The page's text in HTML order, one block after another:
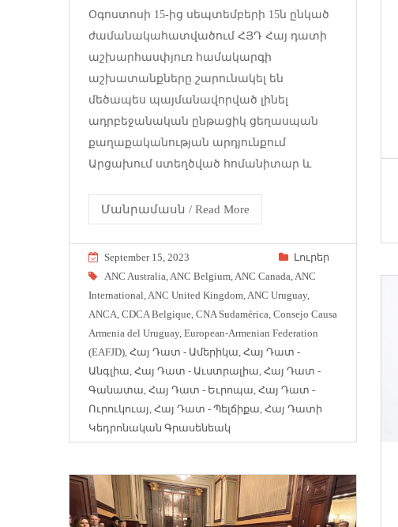
Օգոստոսի 15-ից սեպտեմբերի 15ն ընկած
ժամանակահատվածում ՀՅԴ Հայ դատի
աշխարհասփյուռ համակարգի
աշխատանքները շարունակել են
մեծապես պայմանավորված լինել
ադրբեջանական ընթացիկ ցեղասպան
քաղաքականության արդյունքում
Արցախում ստեղծված հոմանիտար և
Մանրամասն / Read More
September 15, 2023
Լուրեր
ANC Australia ANC Belgium ANC Canada ANC
International ANC United Kingdom ANC Uruguay,
ANCA CDCA Belgique CNA Sudamérica Consejo Causa
Armenia del Uruguay, European-Armenian Federation
(EAFJD) Հայ Դատ - Ամերիկա Հայ Դատ -
Անգլիա Հայ Դատ - Աւստրալիա Հայ Դատ -
Գանատա Հայ Դատ - Եւրոպա Հայ Դատ -
Ուրուկուայ Հայ Դատ - Պելճիքա Հայ Դատի
Կեդրոնական Գրասենեակ